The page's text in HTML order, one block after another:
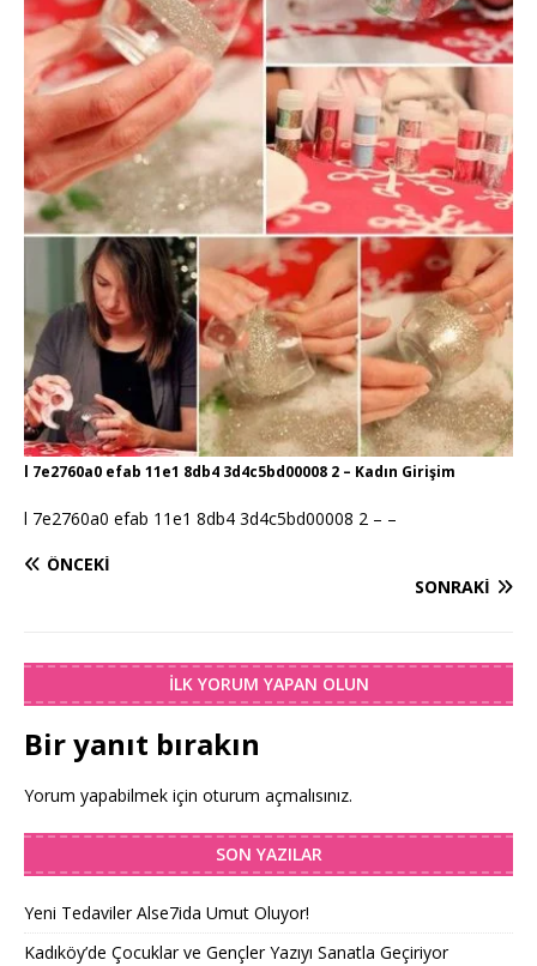
l 7e2760a0 efab 11e1 8db4 3d4c5bd00008 2 – Kadın Girişim
l 7e2760a0 efab 11e1 8db4 3d4c5bd00008 2 – –
ÖNCEKI
SONRAKI
İLK YORUM YAPAN OLUN
Bir yanıt bırakın
Yorum yapabilmek için oturum açmalısınız.
SON YAZILAR
Yeni Tedaviler Alse7ida Umut Oluyor!
Kadıköy’de Çocuklar ve Gençler Yazıyı Sanatla Geçiriyor